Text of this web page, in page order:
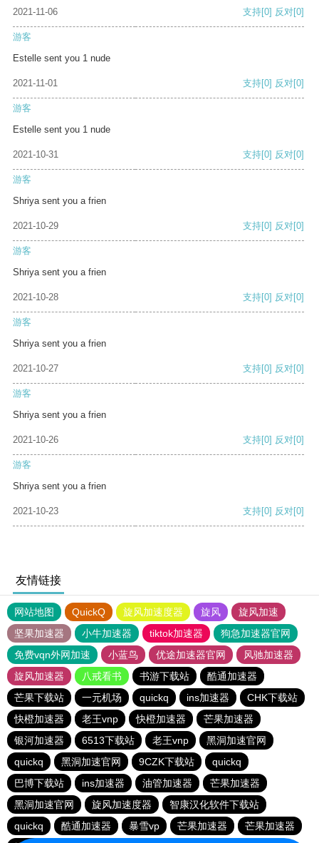
2021-11-06 支持[0] 反对[0]
游客
Estelle sent you 1 nude
2021-11-01 支持[0] 反对[0]
游客
Estelle sent you 1 nude
2021-10-31 支持[0] 反对[0]
游客
Shriya sent you a frien
2021-10-29 支持[0] 反对[0]
游客
Shriya sent you a frien
2021-10-28 支持[0] 反对[0]
游客
Shriya sent you a frien
2021-10-27 支持[0] 反对[0]
游客
Shriya sent you a frien
2021-10-26 支持[0] 反对[0]
游客
Shriya sent you a frien
2021-10-23 支持[0] 反对[0]
友情链接
网站地图 QuickQ 旋风加速度器 旋风
旋风加速
坚果加速器
小牛加速器 tiktok加速器
狗急加速器官网
免费vqn外网加速
小蓝鸟 优途加速器官网
风驰加速器
旋风加速器
八戒看书 书游下载站
酷通加速器
芒果下载站
一元机场 quickq ins加速器
CHK下载站
快橙加速器
老王vnp 快橙加速器
芒果加速器
银河加速器
6513下载站 老王vnp
黑洞加速官网
quickq
黑洞加速官网 9CZK下载站
quickq
巴博下载站
ins加速器 油管加速器
芒果加速器
黑洞加速官网
旋风加速度器
智康汉化软件下载站
quickq
酷通加速器 暴雪vp 芒果加速器
芒果加速器